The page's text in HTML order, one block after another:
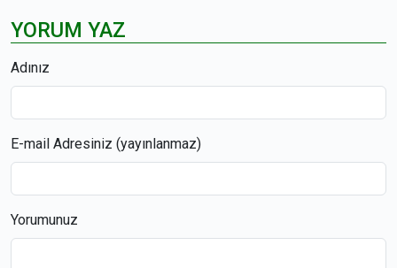
YORUM YAZ
Adınız
E-mail Adresiniz (yayınlanmaz)
Yorumunuz